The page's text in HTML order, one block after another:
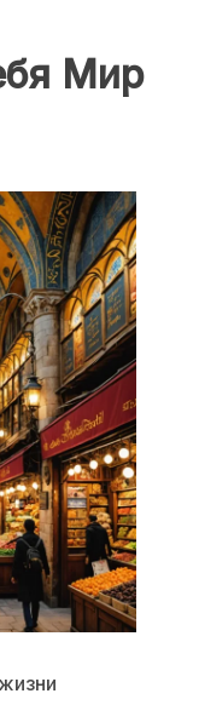
Мир